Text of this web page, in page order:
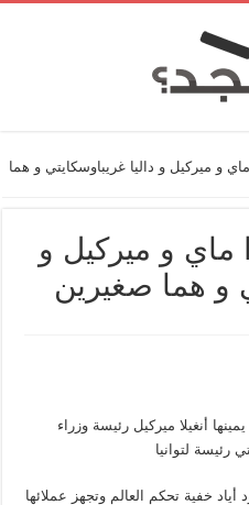
و ميركيل و داليا غريباوسكايتي و هما
ماي و ميركيل و
و هما صغيرين
أنغيلا ميركيل رئيسة وزراء
رئيسة لتوانيا
خفية تحكم العالم وتجهز عملائها